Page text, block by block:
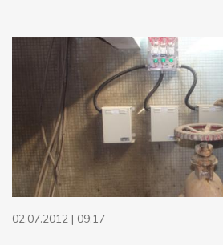
02.07.2012 | 09:17